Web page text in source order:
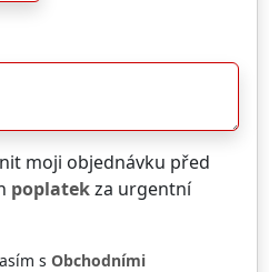
moji objednávku před
poplatekza urgentní
s Obchodními